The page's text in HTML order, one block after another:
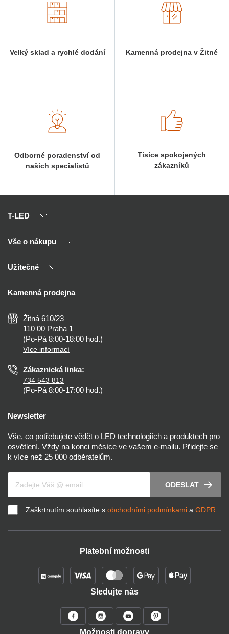
Velký sklad a rychlé dodání Kamenná prodejna v Žitné
Odborné poradenství od
našich specialistů
Tisíce spokojených
zákazníků
T-LED
O nás
Kontakty
Vše o nákupu
Výhody T-LED
Montáž
Nejčastější dotazy
Než koupíte
Osvětlení dle místnosti
Užitečné
Reklamace a vrácení
Zásady ochrany soukromí
Nastavení cookies
Prohlášení o přístupnosti
Kamenná prodejna
Žitná 610/23
110 00 Praha 1
(Po-Pá 8:00-18:00 hod.)
Více informací
Zákaznická linka:
734 543 813
(Po-Pá 8:00-17:00 hod.)
Newsletter
Vše, co potřebujete vědět o LED technologiích a produktech pro
osvětlení. Vždy na konci měsíce ve vašem e-mailu. Přidejte se
k více než 25 000 odběratelům.
ODESLAT
Zaškrtnutím souhlasíte s obchodními podmínkami a GDPR.
Platební možnosti
Sledujte nás